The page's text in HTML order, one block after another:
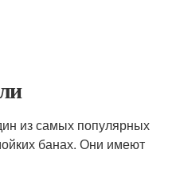
из самых популярных
банах. Они имеют